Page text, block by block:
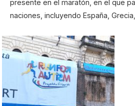
presente en el maratón, en el que
naciones, incluyendo España,